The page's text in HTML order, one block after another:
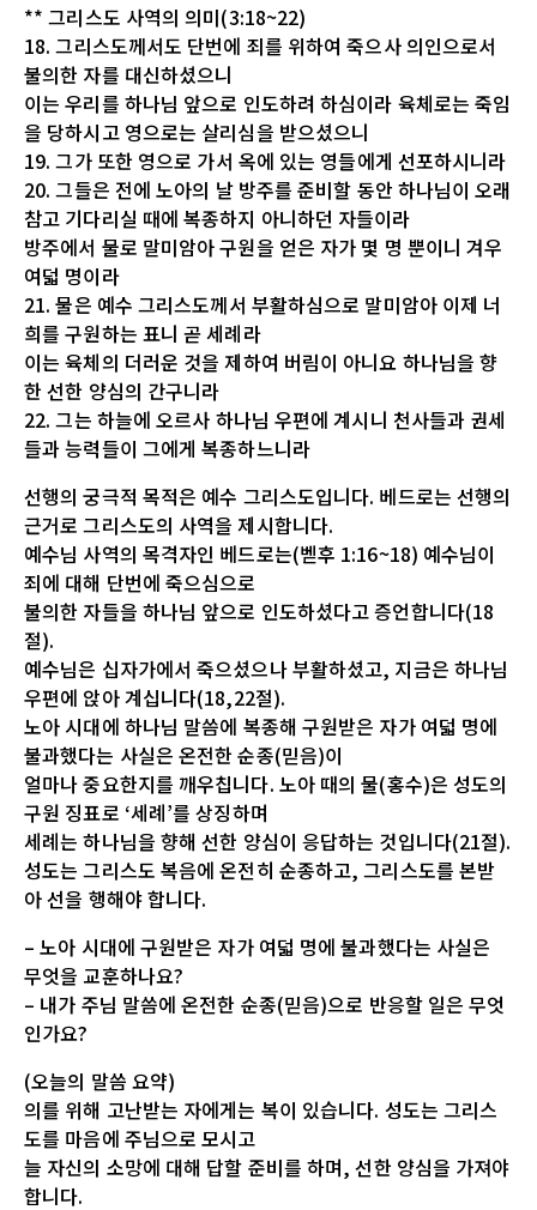
** 그리스도 사역의 의미(3:18~22)
18. 그리스도께서도 단번에 죄를 위하여 죽으사 의인으로서
불의한 자를 대신하셨으니
이는 우리를 하나님 앞으로 인도하려 하심이라 육체로는 죽임
을 당하시고 영으로는 살리심을 받으셨으니
19. 그가 또한 영으로 가서 옥에 있는 영들에게 선포하시니라
20. 그들은 전에 노아의 날 방주를 준비할 동안 하나님이 오래
참고 기다리실 때에 복종하지 아니하던 자들이라
방주에서 물로 말미암아 구원을 얻은 자가 몇 명 뿐이니 겨우
여덟 명이라
21. 물은 예수 그리스도께서 부활하심으로 말미암아 이제 너
희를 구원하는 표니 곧 세례라
이는 육체의 더러운 것을 제하여 버림이 아니요 하나님을 향
한 선한 양심의 간구니라
22. 그는 하늘에 오르사 하나님 우편에 계시니 천사들과 권세
들과 능력들이 그에게 복종하느니라
선행의 궁극적 목적은 예수 그리스도입니다. 베드로는 선행의
근거로 그리스도의 사역을 제시합니다.
예수님 사역의 목격자인 베드로는(벧후 1:16~18) 예수님이
죄에 대해 단번에 죽으심으로
불의한 자들을 하나님 앞으로 인도하셨다고 증언합니다(18
절).
예수님은 십자가에서 죽으셨으나 부활하셨고, 지금은 하나님
우편에 앉아 계십니다(18,22절).
노아 시대에 하나님 말씀에 복종해 구원받은 자가 여덟 명에
불과했다는 사실은 온전한 순종(믿음)이
얼마나 중요한지를 깨우칩니다. 노아 때의 물(홍수)은 성도의
구원 징표로 ‘세례’를 상징하며
세례는 하나님을 향해 선한 양심이 응답하는 것입니다(21절).
성도는 그리스도 복음에 온전히 순종하고, 그리스도를 본받
아 선을 행해야 합니다.
– 노아 시대에 구원받은 자가 여덟 명에 불과했다는 사실은
무엇을 교훈하나요?
– 내가 주님 말씀에 온전한 순종(믿음)으로 반응할 일은 무엇
인가요?
(오늘의 말씀 요약)
의를 위해 고난받는 자에게는 복이 있습니다. 성도는 그리스
도를 마음에 주님으로 모시고
늘 자신의 소망에 대해 답할 준비를 하며, 선한 양심을 가져야
합니다.